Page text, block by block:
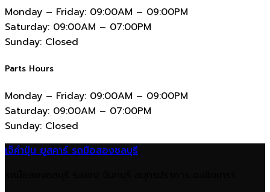
Monday – Friday: 09:00AM – 09:00PM
Saturday: 09:00AM – 07:00PM
Sunday: Closed
Parts Hours
Monday – Friday: 09:00AM – 09:00PM
Saturday: 09:00AM – 07:00PM
Sunday: Closed
เจ๊คำปุ่น ยูสคาร์ รถมือสองชลบุรี